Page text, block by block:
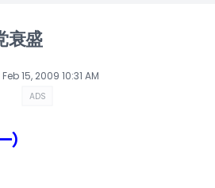
衰盛
Feb 15, 2009 10:31 AM
ADS